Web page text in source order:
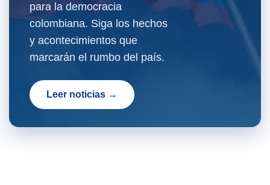
para la democracia
colombiana. Siga los hechos
y acontecimientos que
marcarán el rumbo del país.
Leer noticias →